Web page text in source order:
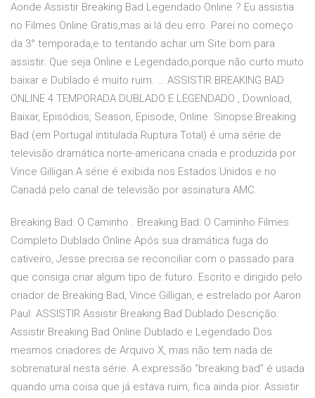
Aonde Assistir Breaking Bad Legendado Online ? Eu assistia
no Filmes Online Gratis,mas ai lá deu erro. Parei no começo
da 3° temporada,e to tentando achar um Site bom para
assistir. Que seja Online e Legendado,porque não curto muito
baixar e Dublado é muito ruim. … ASSISTIR BREAKING BAD
ONLINE 4 TEMPORADA DUBLADO E LEGENDADO , Download,
Baixar, Episódios, Season, Episode, Online. Sinopse:Breaking
Bad (em Portugal intitulada Ruptura Total) é uma série de
televisão dramática norte-americana criada e produzida por
Vince Gilligan.A série é exibida nos Estados Unidos e no
Canadá pelo canal de televisão por assinatura AMC.
Breaking Bad: O Caminho . Breaking Bad: O Caminho Filmes
Completo Dublado Online Após sua dramática fuga do
cativeiro, Jesse precisa se reconciliar com o passado para
que consiga criar algum tipo de futuro. Escrito e dirigido pelo
criador de Breaking Bad, Vince Gilligan, e estrelado por Aaron
Paul. ASSISTIR Assistir Breaking Bad Dublado Descrição:
Assistir Breaking Bad Online Dublado e Legendado Dos
mesmos criadores de Arquivo X, mas não tem nada de
sobrenatural nesta série. A expressão “breaking bad” é usada
quando uma coisa que já estava ruim, fica ainda pior. Assistir